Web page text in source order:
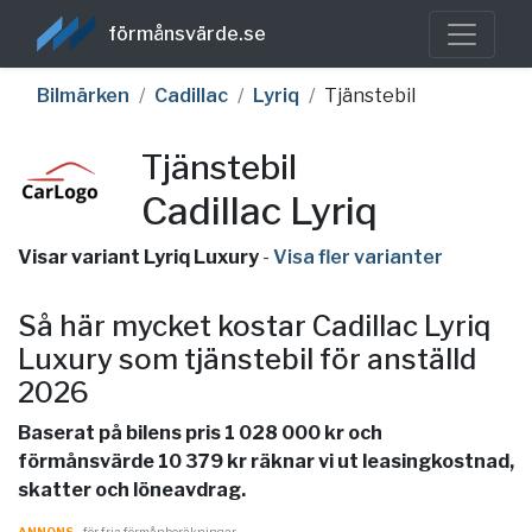
förmånsvärde.se
Bilmärken Cadillac Lyriq Tjänstebil
Tjänstebil
Cadillac Lyriq
Visar variant Lyriq Luxury - Visa fler varianter
Så här mycket kostar Cadillac Lyriq
Luxury som tjänstebil för anställd
2026
Baserat på bilens pris 1 028 000 kr och
förmånsvärde 10 379 kr räknar vi ut leasingkostnad,
skatter och löneavdrag.